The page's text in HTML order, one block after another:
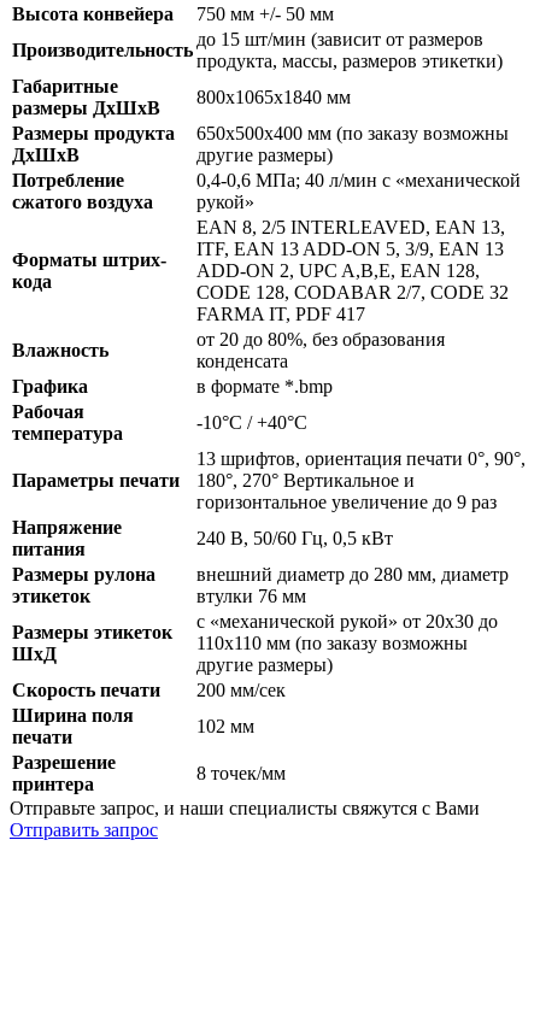
Высота конвейера
750 мм +/- 50 мм
Производительность
до 15 шт/мин (зависит от размеров
продукта, массы, размеров этикетки)
Габаритные
размеры ДхШхВ
800х1065х1840 мм
Размеры продукта
ДхШхВ
650х500х400 мм (по заказу возможны
другие размеры)
Потребление
сжатого воздуха
0,4-0,6 МПа; 40 л/мин с «механической
рукой»
Форматы штрих-
кода
EAN 8, 2/5 INTERLEAVED, EAN 13,
ITF, EAN 13 ADD-ON 5, 3/9, EAN 13
ADD-ON 2, UPC A,B,E, EAN 128,
CODE 128, CODABAR 2/7, CODE 32
FARMA IT, PDF 417
Влажность
от 20 до 80%, без образования
конденсата
Графика
в формате *.bmp
Рабочая
температура
-10°C / +40°C
Параметры печати
13 шрифтов, ориентация печати 0°, 90°,
180°, 270° Вертикальное и
горизонтальное увеличение до 9 раз
Напряжение
питания
240 В, 50/60 Гц, 0,5 кВт
Размеры рулона
этикеток
внешний диаметр до 280 мм, диаметр
втулки 76 мм
Размеры этикеток
ШхД
с «механической рукой» от 20х30 до
110х110 мм (по заказу возможны
другие размеры)
Скорость печати
200 мм/сек
Ширина поля
печати
102 мм
Разрешение
принтера
8 точек/мм
Отправьте запрос, и наши специалисты свяжутся с Вами
Отправить запрос